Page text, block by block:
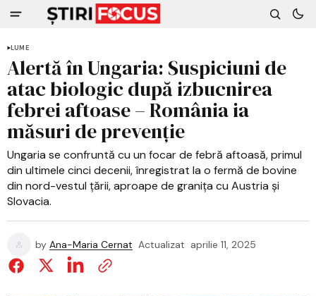
LUME
Alertă în Ungaria: Suspiciuni de
atac biologic după izbucnirea
febrei aftoase – România ia
măsuri de prevenție
Ungaria se confruntă cu un focar de febră aftoasă, primul
din ultimele cinci decenii, înregistrat la o fermă de bovine
din nord-vestul țării, aproape de granița cu Austria și
Slovacia.
by Ana-Maria Cernat Actualizat aprilie 11, 2025